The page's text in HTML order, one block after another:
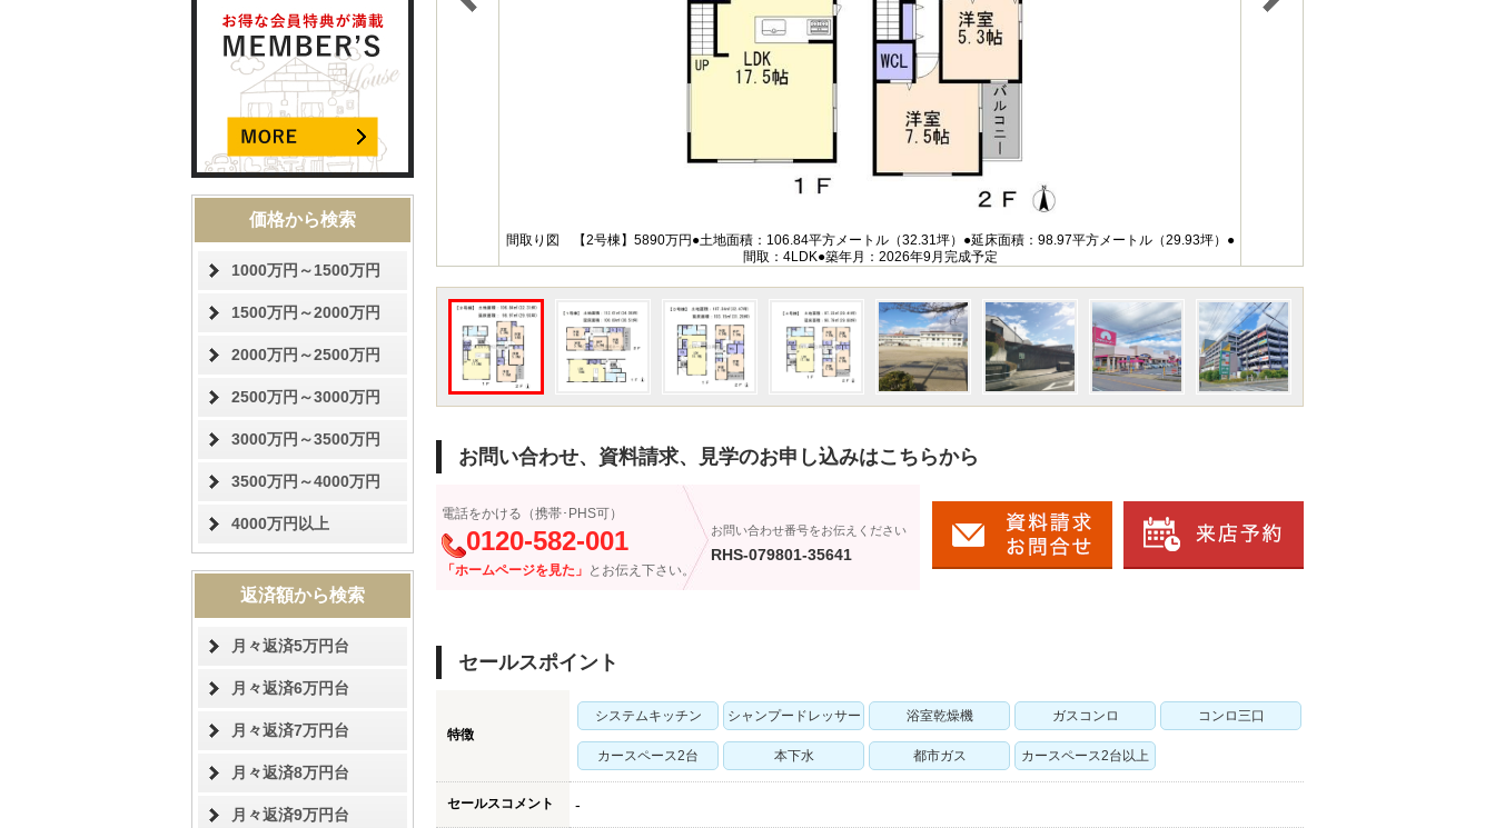
間取り図 【2号棟】5890万円●土地面積：106.84平方メートル（32.31坪）●延床面積：98.97平方メートル（29.93坪）●
間取：4LDK●築年月：2026年9月完成予定
お問い合わせ、資料請求、見学のお申し込みはこちらから
電話をかける（携帯･PHS可）
0120-582-001
「ホームページを見た」 とお伝え下さい。
お問い合わせ番号をお伝えください
RHS-079801-35641
セールスポイント
特徴
システムキッチン シャンプードレッサー 浴室乾燥機 ガスコンロ コンロ三口
カースペース2台 本下水 都市ガス カースペース2台以上
セールスコメント -
価格から検索
1000万円～1500万円
1500万円～2000万円
2000万円～2500万円
2500万円～3000万円
3000万円～3500万円
3500万円～4000万円
4000万円以上
返済額から検索
月々返済5万円台
月々返済6万円台
月々返済7万円台
月々返済8万円台
月々返済9万円台